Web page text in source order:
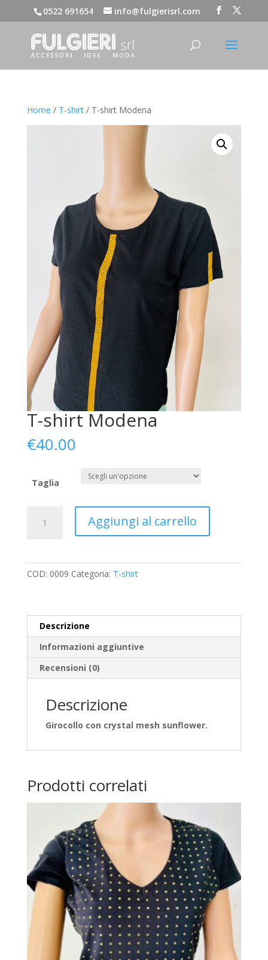
0522 691654 info@fulgierisrl.com
Home / T-shirt/ T-shirt Modena
T-shirt Modena
€40.00
Taglia
Aggiungi al carrello
COD: 0009 Categoria: T-shirt
Descrizione
Informazioni aggiuntive
Recensioni (0)
Descrizione
Girocollo con crystal mesh sunflower.
Prodotti correlati